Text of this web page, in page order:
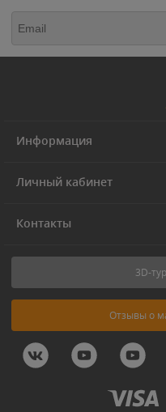
Информация
Личный кабинет
Контакты
3D-
Отзывы о